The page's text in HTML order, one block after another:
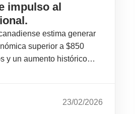
impulso al
estima generar
superior a $850
y un aumento histórico…
23/02/2026